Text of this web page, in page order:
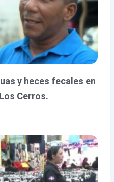
y heces fecales en
Cerros.